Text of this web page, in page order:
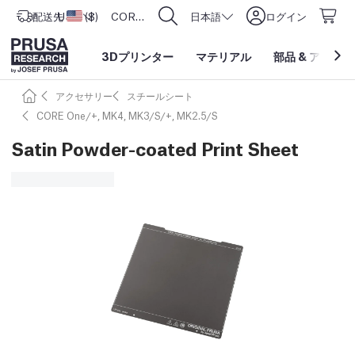
配送先 アメリカ合衆国
USD ($) CORE One L: Now In Stock! 日本語 ログイン
3Dプリンター マテリアル 部品 & アクセ
アクセサリー
スチールシート
CORE One/+, MK4, MK3/S/+, MK2.5/S
Satin Powder-coated Print Sheet